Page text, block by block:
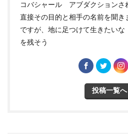
コバシャール アブダクションさ
直接その目的と相手の名前を聞
ですが、地に足つけて生きたい
を残そう
投稿一覧へ